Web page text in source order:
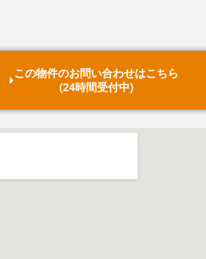
この物件のお問い合わせはこちら
(24時間受付中)